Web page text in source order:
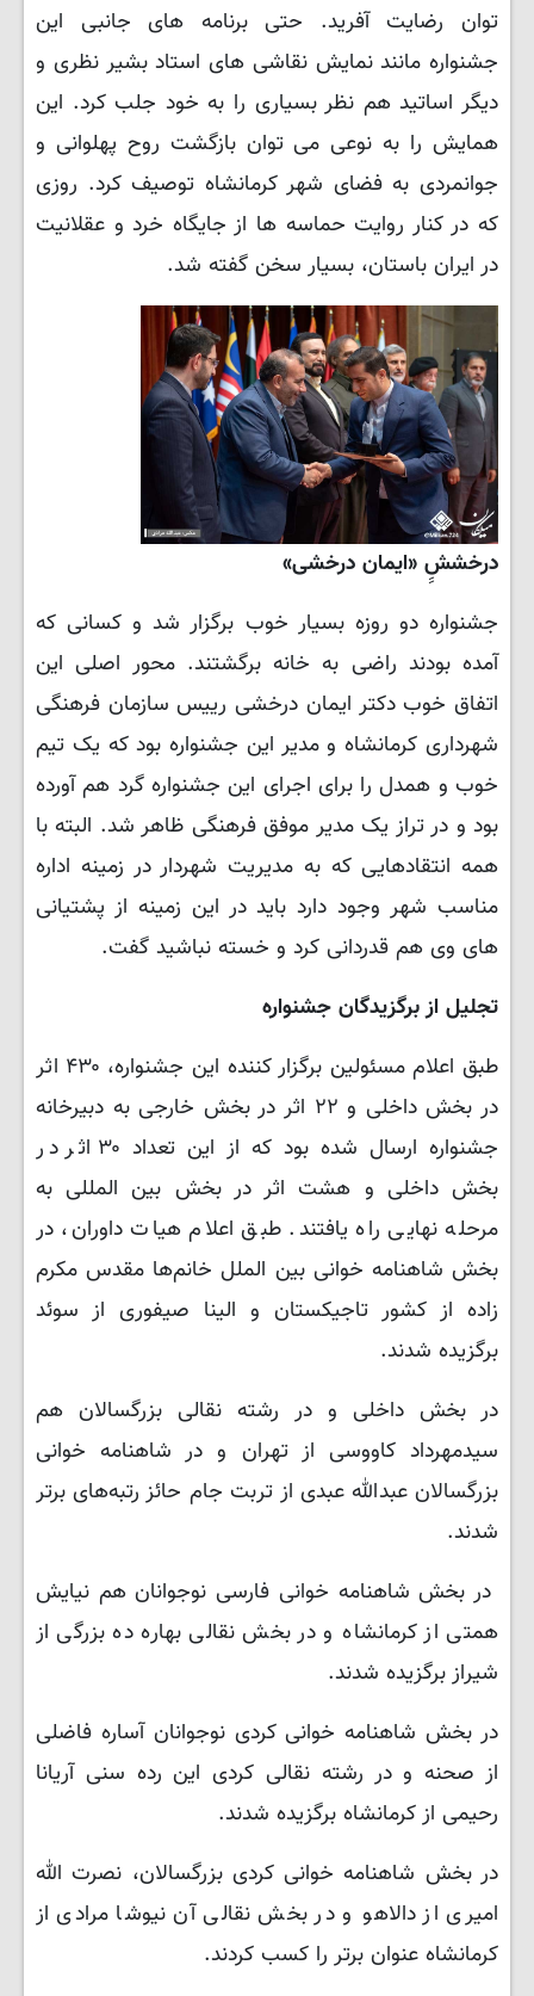
توان رضایت آفرید. حتی برنامه های جانبی این
جشنواره مانند نمایش نقاشی های استاد بشیر نظری و
دیگر اساتید هم نظر بسیاری را به خود جلب کرد. این
همایش را به نوعی می توان بازگشت روح پهلوانی و
جوانمردی به فضای شهر کرمانشاه توصیف کرد. روزی
که در کنار روایت حماسه ها از جایگاه خرد و عقلانیت
در ایران باستان، بسیار سخن گفته شد.
درخششِِ «ایمان درخشی»
جشنواره دو روزه بسیار خوب برگزار شد و کسانی که
آمده بودند راضی به خانه برگشتند. محور اصلی این
اتفاق خوب دکتر ایمان درخشی رییس سازمان فرهنگی
شهرداری کرمانشاه و مدیر این جشنواره بود که یک تیم
خوب و همدل را برای اجرای این جشنواره گرد هم آورده
بود و در تراز یک مدیر موفق فرهنگی ظاهر شد. البته با
همه انتقادهایی که به مدیریت شهردار در زمینه اداره
مناسب شهر وجود دارد باید در این زمینه از پشتیانی
های وی هم قدردانی کرد و خسته نباشید گفت.
تجلیل از برگزیدگان جشنواره
طبق اعلام مسئولین برگزار کننده این جشنواره، ۴۳۰ اثر
در بخش داخلی و ۲۲ اثر در بخش خارجی به دبیرخانه
جشنواره ارسال شده بود که از این تعداد ۳۰ اثر در
بخش داخلی و هشت اثر در بخش بین المللی به
مرحله نهایی راه یافتند. طبق اعلام هیات داوران، در
بخش شاهنامه خوانی بین الملل خانم‌ها مقدس مکرم
زاده از کشور تاجیکستان و الینا صیفوری از سوئد
برگزیده شدند.
در بخش داخلی و در رشته نقالی بزرگسالان هم
سیدمهرداد کاووسی از تهران و در شاهنامه خوانی
بزرگسالان عبدالله عبدی از تربت جام حائز رتبه‌های برتر
شدند.
در بخش شاهنامه خوانی فارسی نوجوانان هم نیایش
همتی از کرمانشاه و در بخش نقالی بهاره ده بزرگی از
شیراز برگزیده شدند.
در بخش شاهنامه خوانی کردی نوجوانان آساره فاضلی
از صحنه و در رشته نقالی کردی این رده سنی آریانا
رحیمی از کرمانشاه برگزیده شدند.
در بخش شاهنامه خوانی کردی بزرگسالان، نصرت الله
امیری از دالاهو و در بخش نقالی آن نیوشا مرادی از
کرمانشاه عنوان برتر را کسب کردند.